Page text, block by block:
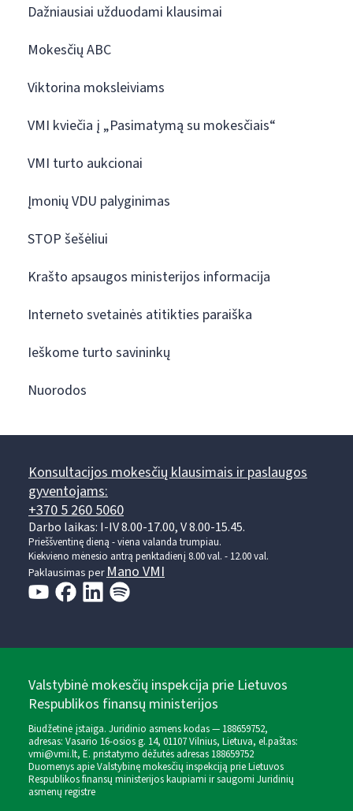
Dažniausiai užduodami klausimai
Mokesčių ABC
Viktorina moksleiviams
VMI kviečia į „Pasimatymą su mokesčiais“
VMI turto aukcionai
Įmonių VDU palyginimas
STOP šešėliui
Krašto apsaugos ministerijos informacija
Interneto svetainės atitikties paraiška
Ieškome turto savininkų
Nuorodos
Konsultacijos mokesčių klausimais ir paslaugos
gyventojams:
+370 5 260 5060
Darbo laikas: I-IV 8.00-17.00, V 8.00-15.45.
Prieššventinę dieną - viena valanda trumpiau.
Kiekvieno mėnesio antrą penktadienį 8.00 val. - 12.00 val.
Paklausimas perMano VMI
Valstybinė mokesčių inspekcija prie Lietuvos
Respublikos finansų ministerijos
Biudžetinė įstaiga. Juridinio asmens kodas — 188659752,
adresas: Vasario 16-osios g. 14, 01107 Vilnius, Lietuva, el.paštas:
vmi@vmi.lt, E. pristatymo dėžutės adresas 188659752
Duomenys apie Valstybinę mokesčių inspekciją prie Lietuvos
Respublikos finansų ministerijos kaupiami ir saugomi Juridinių
asmenų registre